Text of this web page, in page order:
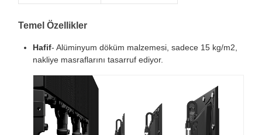
Temel Özellikler
Hafif- Alüminyum döküm malzemesi, sadece 15 kg/m2,
nakliye masraflarını tasarruf ediyor.